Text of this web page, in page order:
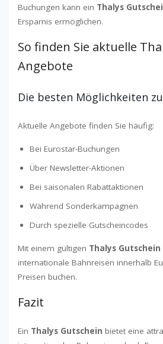
Buchungen kann ein Thalys
Ersparnis ermöglichen.
So finden Sie aktuelle
Angebote
Die besten Möglichkeiten
Aktuelle Angebote finden Sie häufig:
Bei Eurostar-Buchungen
Über Newsletter-Aktionen
Bei saisonalen Rabattaktionen
Während Sonderkampagnen
Durch spezielle Gutscheincodes
Mit einem gültigen Thalys Gutschein
internationale Bahnreisen innerhalb
Preisen buchen.
Fazit
Ein Thalys Gutschein bietet eine